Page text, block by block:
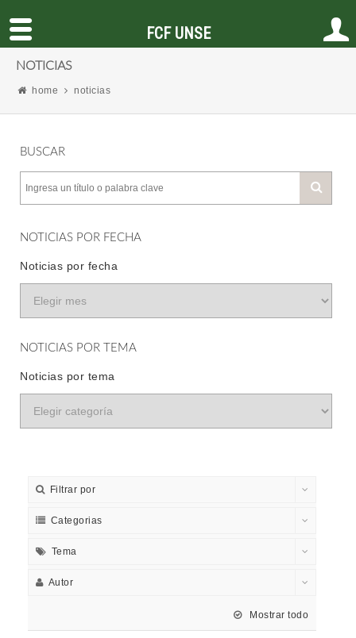
NOTICIAS
home noticias
BUSCAR
NOTICIAS POR FECHA
Noticias por fecha
NOTICIAS POR TEMA
Noticias por tema
Filtrar por
Categorias
Tema
Autor
Mostrar todo
FCF UNSE